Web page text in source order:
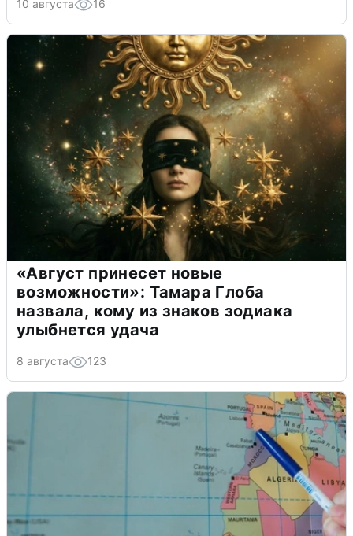
10 августа 16
«Август принесет новые
возможности»: Тамара Глоба
назвала, кому из знаков зодиака
улыбнется удача
8 августа 123